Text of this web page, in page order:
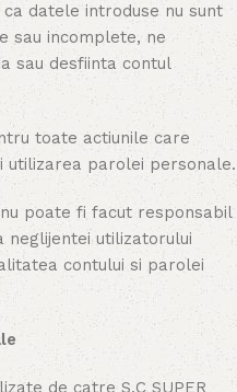
datele introduse nu sunt
sau incomplete, ne
sau desfiinta contul
toate actiunile care
utilizarea parolei personale.
nu poate fi facut responsabil
utilizatorului
contului si parolei
de catre S.C SUPER